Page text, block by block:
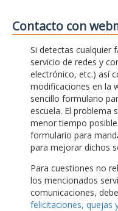
Contacto con
Si detectas cualquier
servicio de redes y
electrónico, etc.) así
modificaciones en la
sencillo formulario
escuela. El problema
menor tiempo
formulario para
para mejorar dichos
Para cuestiones no
los mencionados
comunicaciones,
felicitaciones, quejas